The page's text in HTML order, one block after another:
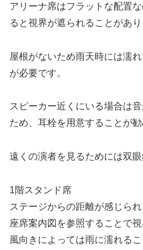
アリーナ席はフラットな配置
ると視界が遮られることがあり
屋根がないため雨天時には濡
が必要です。
スピーカー近くにいる場合は
ため、耳栓を用意することが勧
遠くの演者を見るためには双眼
1階スタンド席
ステージからの距離が感じら
座席案内図を参照することで視
風向きによっては雨に濡れる